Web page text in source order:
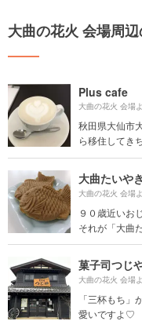
大曲の花火 会場周
Plus cafe
大曲の花火 会場
秋田県大仙市
ら移住してき
大曲たいやき
大曲の花火 会場
９０歳近いお
それが「大曲
菓子司つじ
大曲の花火 会場
「三杯もち
愛いですよ♡